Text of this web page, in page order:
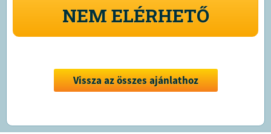
NEM ELÉRHETŐ
Vissza az összes ajánlathoz